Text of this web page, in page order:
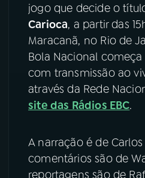
ACOMPANHE A RÁDIO NACIONAL
YouTube
Instagram
jogo que decide o
Carioca, a partir das
Maracanã, no Rio de
Bola Nacional começa
com transmissão ao
através da Rede
site das Rádios EBC.
A narração é de
comentários são de
reportagens são de